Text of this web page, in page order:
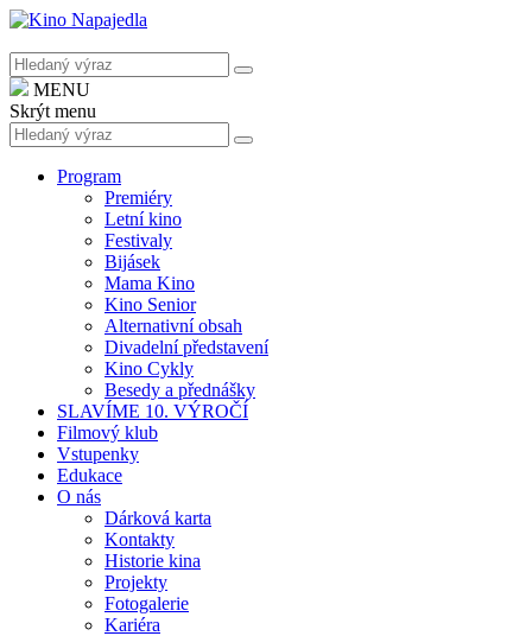
MENU
Skrýt menu
Program
Premiéry
Letní kino
Festivaly
Bijásek
Mama Kino
Kino Senior
Alternativní obsah
Divadelní představení
Kino Cykly
Besedy a přednášky
SLAVÍME 10. VÝROČÍ
Filmový klub
Vstupenky
Edukace
O nás
Dárková karta
Kontakty
Historie kina
Projekty
Fotogalerie
Kariéra